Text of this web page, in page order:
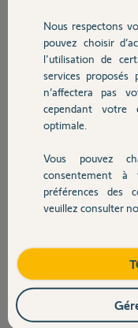
Chauffage
Autres produits
Devis avec un
Contact
Réponses
Bonjour
Mettez une photo de la
JACKY M.
Bonjour,
Nous respectons
pouvez choisir
l'utilisation de
services
n’affectera pas
cependant votre
optimale.
Vous pouvez
consentement
préférences des
veuillez consulter